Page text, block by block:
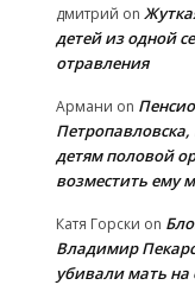
дмитрий on
детей из одной
отравления
Армани on
детям половой
возместить ему
Катя Горски on
Владимир
убивали мать на